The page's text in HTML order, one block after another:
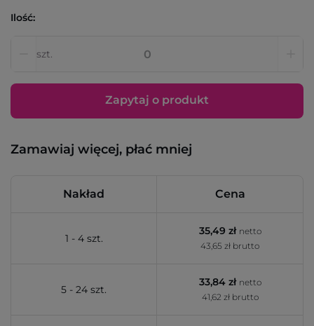
Ilość:
szt.
Zapytaj o produkt
Zamawiaj więcej, płać mniej
Nakład Cena
1 - 4 szt.
35,49 zł netto
43,65 zł brutto
5 - 24 szt.
33,84 zł netto
41,62 zł brutto